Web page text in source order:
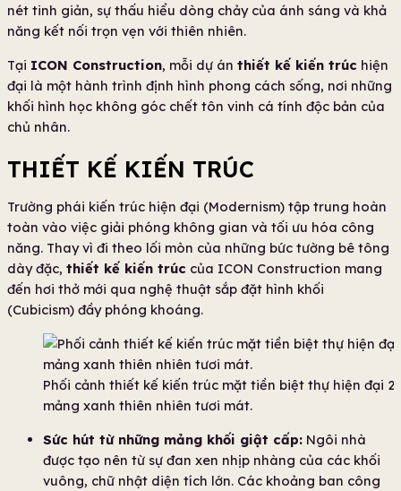
nét tinh giản, sự thấu hiểu dòng chảy của ánh sáng và khả
năng kết nối trọn vẹn với thiên nhiên.
Tại ICON Construction, mỗi dự án thiết kế kiến trúc hiện
đại là một hành trình định hình phong cách sống, nơi những
khối hình học không góc chết tôn vinh cá tính độc bản của
chủ nhân.
THIẾT KẾ KIẾN TRÚC
Trường phái kiến trúc hiện đại (Modernism) tập trung hoàn
toàn vào việc giải phóng không gian và tối ưu hóa công
năng. Thay vì đi theo lối mòn của những bức tường bê tông
dày đặc, thiết kế kiến trúc của ICON Construction mang
đến hơi thở mới qua nghệ thuật sắp đặt hình khối
(Cubicism) đầy phóng khoáng.
Phối cảnh thiết kế kiến trúc mặt tiền biệt thự hiện đại
mảng xanh thiên nhiên tươi mát.
Sức hút từ những mảng khối giật cấp: Ngôi nhà
được tạo nên từ sự đan xen nhịp nhàng của các khối
vuông, chữ nhật diện tích lớn. Các khoảng ban công